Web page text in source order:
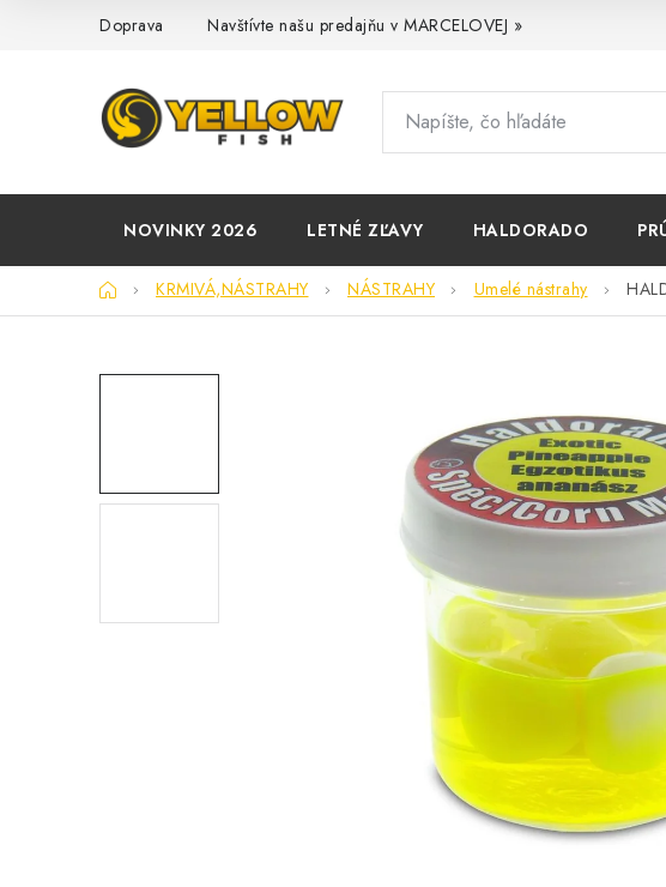
Doprava Navštívte našu predajňu v MARCELOVEJ »
NOVINKY 2026 LETNÉ ZĽAVY HALDORADO
DomovKRMIVÁ,NÁSTRAHY NÁSTRAHY Umelé nástrahy